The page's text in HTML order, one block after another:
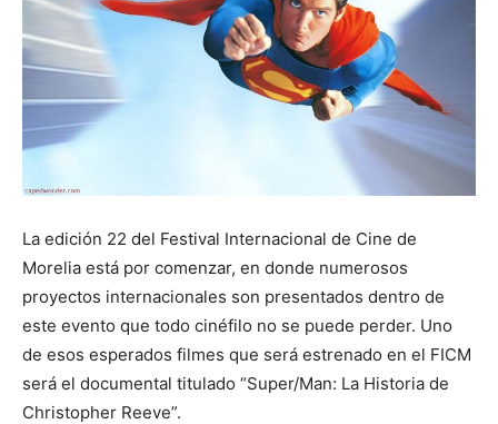
La edición 22 del Festival Internacional de Cine de
Morelia está por comenzar, en donde numerosos
proyectos internacionales son presentados dentro de
este evento que todo cinéfilo no se puede perder. Uno
de esos esperados filmes que será estrenado en el FICM
será el documental titulado “Super/Man: La Historia de
Christopher Reeve”.